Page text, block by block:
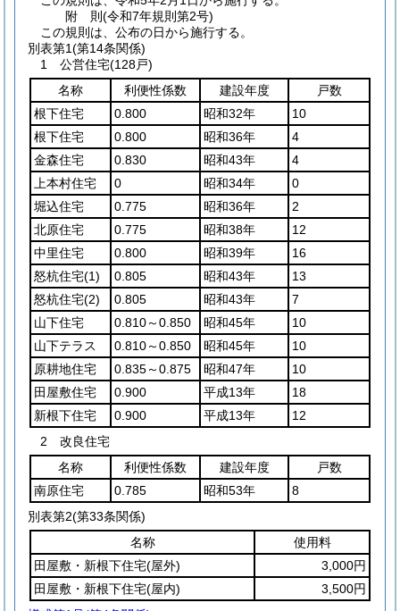
附 則(令和7年規則第2号)
この規則は、公布の日から施行する。
別表第1(第14条関係)
1 公営住宅(128戸)
名称
利便性係数 建設年度
戸数
根下住宅
0.800 昭和32年
10
根下住宅
0.800 昭和36年
4
金森住宅
0.830 昭和43年
4
上本村住宅
0 昭和34年
0
堀込住宅
0.775 昭和36年
2
北原住宅
0.775 昭和38年
12
中里住宅
0.800 昭和39年
16
怒杭住宅(1) 0.805 昭和43年
13
怒杭住宅(2) 0.805 昭和43年
7
山下住宅
0.810～0.850 昭和45年
10
山下テラス
0.810～0.850 昭和45年
10
原耕地住宅
0.835～0.875 昭和47年
10
田屋敷住宅
0.900 平成13年
18
新根下住宅
0.900 平成13年
12
2 改良住宅
名称
利便性係数 建設年度
戸数
南原住宅
0.785 昭和53年
8
別表第2(第33条関係)
名称
使用料
田屋敷・新根下住宅(屋外)
3,000円
田屋敷・新根下住宅(屋内)
3,500円